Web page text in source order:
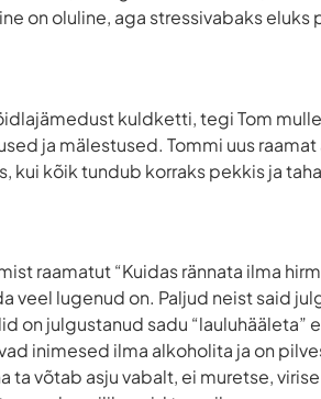
on oluline, aga stressivabaks
kuldketti, tegi Tom
ja mälestused. Tommi uus
kui kõik tundub korraks pekkis ja
raamatut “Kuidas rännata ilma
veel lugenud on. Paljud neist said
on julgustanud sadu “lauluhääleta”
inimesed ilma alkoholita ja on
ta võtab asju vabalt, ei muretse,